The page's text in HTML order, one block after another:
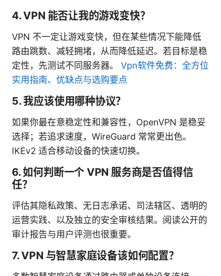
4. VPN 能否让我的游戏变快？
VPN 不一定让游戏变快，但在某些情况下能降低
路由跳数、减轻拥堵，从而降低延迟。若目标是稳
定性，先测试不同服务器。 Vpn软件免费：全方位
实用指南、优缺点与选购要点
5. 我应该使用哪种协议？
如果你最在意稳定性和兼容性，OpenVPN 是稳妥
选择；若追求速度，WireGuard 常常更出色。
IKEv2 适合移动设备的快速切换。
6. 如何判断一个 VPN 服务商是否值得信
任？
评估其隐私政策、无日志承诺、司法辖区、透明的
运营实践、以及独立的安全审核结果。阅读公开的
审计报告与用户评测也很重要。
7. VPN 与智慧家庭设备该如何配置？